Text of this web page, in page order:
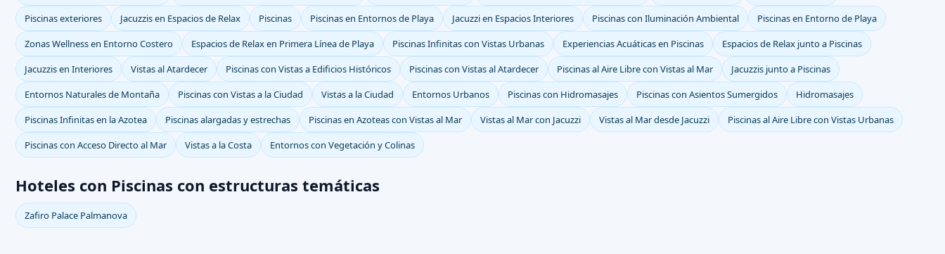
Piscinas exteriores
Jacuzzis en Espacios de Relax Piscinas Piscinas en Entornos de Playa Jacuzzi en Espacios Interiores Piscinas con Iluminación Ambiental
Piscinas en Entorno de Playa
Zonas Wellness en Entorno Costero
Espacios de Relax en Primera Línea de Playa Piscinas Infinitas con Vistas Urbanas Experiencias Acuáticas en Piscinas
Espacios de Relax junto a Piscinas
Jacuzzis en Interiores
Vistas al Atardecer Piscinas con Vistas a Edificios Históricos Piscinas con Vistas al Atardecer Piscinas al Aire Libre con Vistas al Mar
Jacuzzis junto a Piscinas
Entornos Naturales de Montaña
Piscinas con Vistas a la Ciudad Vistas a la Ciudad Entornos Urbanos Piscinas con Hidromasajes Piscinas con Asientos Sumergidos
Hidromasajes
Piscinas Infinitas en la Azotea
Piscinas alargadas y estrechas Piscinas en Azoteas con Vistas al Mar Vistas al Mar con Jacuzzi Vistas al Mar desde Jacuzzi
Piscinas al Aire Libre con Vistas Urbanas
Piscinas con Acceso Directo al Mar
Vistas a la Costa Entornos con Vegetación y Colinas
Hoteles con Piscinas con estructuras temáticas
Zafiro Palace Palmanova